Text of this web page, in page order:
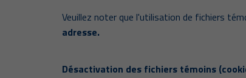
Veuillez noter que l'utilisation de fichiers
adresse.
Désactivation des fichiers témoins